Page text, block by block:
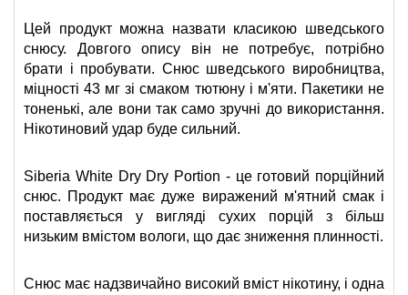
Цей продукт можна назвати класикою шведського
снюсу. Довгого опису він не потребує, потрібно
брати і пробувати. Снюс шведського виробництва,
міцності 43 мг зі смаком тютюну і м'яти. Пакетики не
тоненькі, але вони так само зручні до використання.
Нікотиновий удар буде сильний.
Siberia White Dry Dry Portion - це готовий порційний
снюс. Продукт має дуже виражений м'ятний смак і
поставляється у вигляді сухих порцій з більш
низьким вмістом вологи, що дає зниження плинності.
Снюс має надзвичайно високий вміст нікотину, і одна